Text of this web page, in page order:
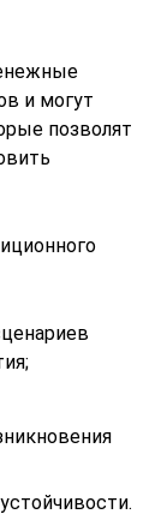
и могут
позволят